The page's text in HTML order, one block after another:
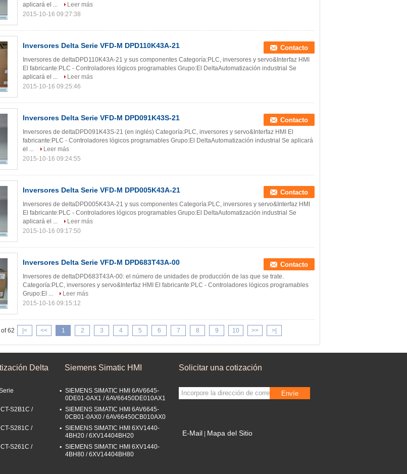
aplicará el ...
Leer más
2015-10-16 09:27:38
Inversores Delta Serie VFD-M DPD110K43A-21 Contacto
Inversores de deltaDPD110K43A-21 y sus componentes Categoría:PLC, inversores y servo&Interfaz HMI
El fabricante:PLC - Controladores lógicos programables Grupo:El DeltaAutomatización industrial Se
aplicará el ...
Leer más
2015-10-16 09:25:46
Inversores Delta Serie VFD-M DPD091K43S-21 Contacto
Inversores de deltaDPD091K43S-21 (en inglés) Categoría:PLC, inversores y servo&Interfaz HMI El
fabricante:PLC - Controladores lógicos programables Grupo:El DeltaAutomatización industrial Se aplicará
el ...
Leer más
2015-10-16 09:24:55
Inversores Delta Serie VFD-M DPD005K43A-21 Contacto
Inversores de deltaDPD005K43A-21 y sus componentes Categoría:PLC, inversores y servo&Interfaz HMI
El fabricante:PLC - Controladores lógicos programables Grupo:El DeltaAutomatización industrial Se
aplicará el ...
Leer más
2015-10-16 09:17:50
Inversores Delta Serie VFD-M DPD683T43A-00 Contacto
Inversores de deltaDPD683T43A-00: el número de unidades de producción de las que se trate.
Categoría:PLC, inversores y servo&Interfaz HMI El fabricante:PLC - Controladores lógicos programables
Grupo:El ...
Leer más
2015-10-16 09:15:12
62 |< << 1 2 3 4 5 6 7 8 9 10 >> >|
Delta
S2B1C /
S281C /
S261C /
Siemens Simatic HMI
SIEMENS SIMATIC HMI 6AV6645-
0DE01-0AX1 / 6AV66450DE010AX1
SIEMENS SIMATIC HMI 6AV6645-
0CB01-0AX0 / 6AV66450CB010AX0
SIEMENS SIMATIC HMI 6XV1440-
4BH20 / 6XV14404BH20
SIEMENS SIMATIC HMI 6XV1440-
4BH80 / 6XV14404BH80
Solicitar una cotización
Envíe
E-Mail Mapa del Sitio